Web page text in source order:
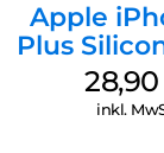
Apple
Plus
MagSafe
inkl.